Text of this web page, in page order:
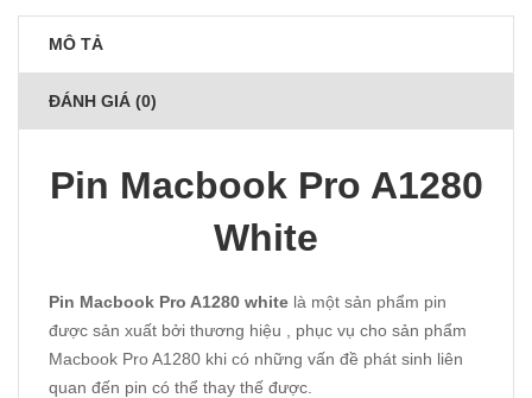
MÔ TẢ
ĐÁNH GIÁ (0)
Pin Macbook Pro A1280
White
Pin Macbook Pro A1280 white là một sản phẩm pin
được sản xuất bởi thương hiệu , phục vụ cho sản phẩm
Macbook Pro A1280 khi có những vấn đề phát sinh liên
quan đến pin có thể thay thế được.